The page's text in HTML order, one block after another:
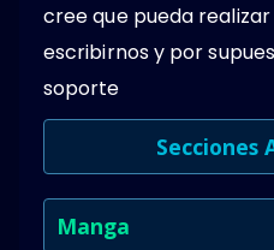
cree que pueda
escribirnos y por
soporte
Secciones
Manga